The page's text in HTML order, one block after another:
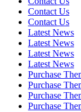
Contact Us
Contact Us
Latest News
Latest News
Latest News
Latest News
Purchase
Purchase
Purchase
Purchase